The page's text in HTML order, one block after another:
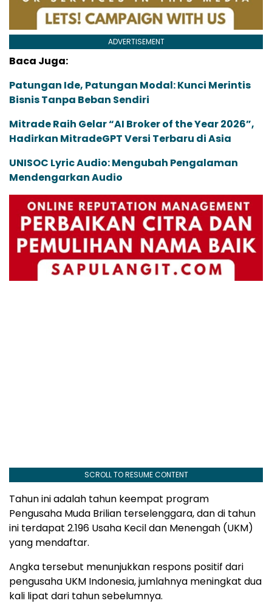
ADVERTISEMENT
Baca Juga:
Patungan Ide, Patungan Modal: Kunci Merintis
Bisnis Tanpa Beban Sendiri
Mitrade Raih Gelar “AI Broker of the Year 2026”,
Hadirkan MitradeGPT Versi Terbaru di Asia
UNISOC Lyric Audio: Mengubah Pengalaman
Mendengarkan Audio
SCROLL TO RESUME CONTENT
Tahun ini adalah tahun keempat program
Pengusaha Muda Brilian terselenggara, dan di tahun
ini terdapat 2.196 Usaha Kecil dan Menengah (UKM)
yang mendaftar.
Angka tersebut menunjukkan respons positif dari
pengusaha UKM Indonesia, jumlahnya meningkat dua
kali lipat dari tahun sebelumnya.